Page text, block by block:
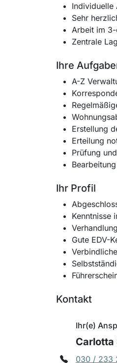
Individuelle
Sehr
Arbeit im
Zentrale
Ihre
A-Z
Erstellung
Erteilung
Prüfung
Ihr Profil
Kenntnisse
Gute EDV-
Kontakt
Ihr(e)
Carlotta
030 / 233